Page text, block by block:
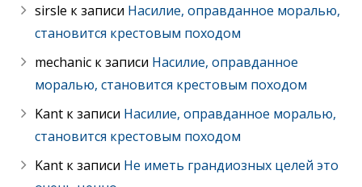
sirsle к записи Насилие, оправданное моралью,
становится крестовым походом
mechanic к записи Насилие, оправданное
моралью, становится крестовым походом
Kant к записи Насилие, оправданное моралью,
становится крестовым походом
Kant к записи Не иметь грандиозных целей это